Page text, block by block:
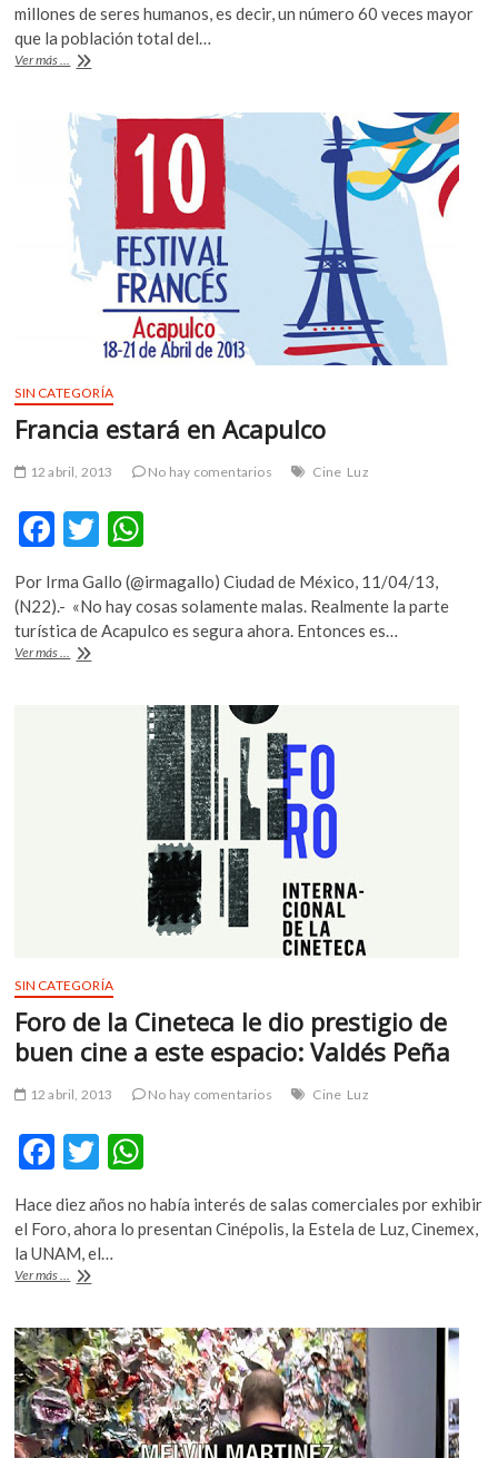
b
o
o
k
er s
p
p
millones de seres humanos, es decir, un número 60 veces mayor
que la población total del…
Ver más ...
García
ignorado
Nobel
mexicano
que
pugnó
por
la
desnuclearización
SIN CATEGORÍA
Francia estará en Acapulco
12 abril, 2013 No hay comentarios Cine Luz
F
ac
e
b
o
T
w
itt
er
h
at
s
p
p
Por Irma Gallo (@irmagallo) Ciudad de México, 11/04/13,
(N22).- «No hay cosas solamente malas. Realmente la parte
turística de Acapulco es segura ahora. Entonces es…
Ver más ... Francia
SIN CATEGORÍA
Foro de la Cineteca le dio prestigio de
buen cine a este espacio: Valdés Peña
12 abril, 2013 No hay comentarios Cine Luz
F
ac
e
b
o
o
k
T
w
itt
er
h
at
p
p
Hace diez años no había interés de salas comerciales por exhibir
el Foro, ahora lo presentan Cinépolis, la Estela de Luz, Cinemex,
la UNAM, el…
Ver más ... Foro
Cineteca
le
dio
prestigio
de
buen
cine